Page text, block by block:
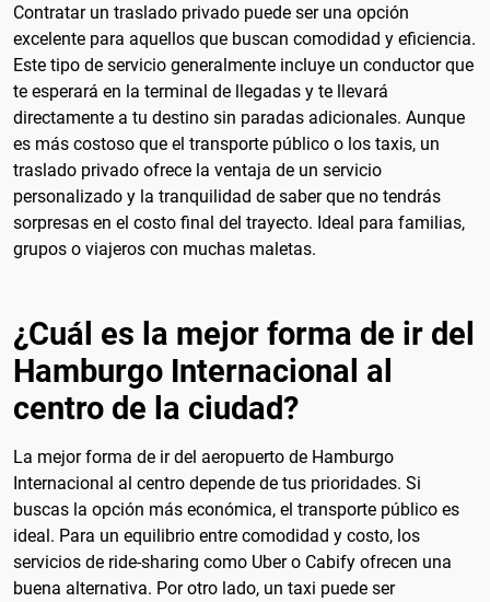
Contratar un traslado privado puede ser una opción
excelente para aquellos que buscan comodidad y eficiencia.
Este tipo de servicio generalmente incluye un conductor que
te esperará en la terminal de llegadas y te llevará
directamente a tu destino sin paradas adicionales. Aunque
es más costoso que el transporte público o los taxis, un
traslado privado ofrece la ventaja de un servicio
personalizado y la tranquilidad de saber que no tendrás
sorpresas en el costo final del trayecto. Ideal para familias,
grupos o viajeros con muchas maletas.
¿Cuál es la mejor forma de ir del
Hamburgo Internacional al
centro de la ciudad?
La mejor forma de ir del aeropuerto de Hamburgo
Internacional al centro depende de tus prioridades. Si
buscas la opción más económica, el transporte público es
ideal. Para un equilibrio entre comodidad y costo, los
servicios de ride-sharing como Uber o Cabify ofrecen una
buena alternativa. Por otro lado, un taxi puede ser